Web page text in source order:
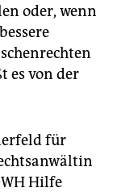
oder, wenn
es von der
für
Hilfe